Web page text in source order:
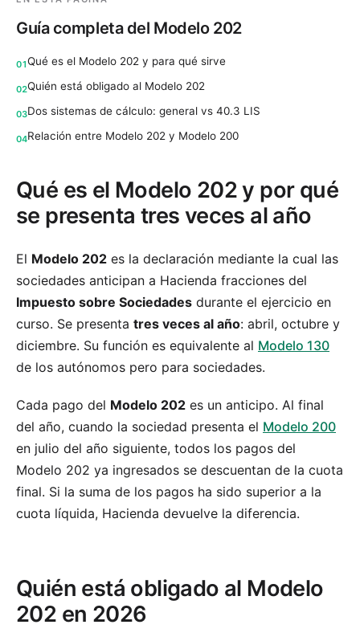
Guía completa del Modelo 202
01Qué es el Modelo 202 y para qué sirve
02Quién está obligado al Modelo 202
03Dos sistemas de cálculo: general vs 40.3 LIS
04Relación entre Modelo 202 y Modelo 200
Qué es el Modelo 202 y por qué
se presenta tres veces al año
El Modelo 202 es la declaración mediante la cual las
sociedades anticipan a Hacienda fracciones del
Impuesto sobre Sociedades durante el ejercicio en
curso. Se presenta tres veces al año: abril, octubre y
diciembre. Su función es equivalente al Modelo 130
de los autónomos pero para sociedades.
Cada pago del Modelo 202 es un anticipo. Al final
del año, cuando la sociedad presenta el Modelo 200
en julio del año siguiente, todos los pagos del
Modelo 202 ya ingresados se descuentan de la cuota
final. Si la suma de los pagos ha sido superior a la
cuota líquida, Hacienda devuelve la diferencia.
Quién está obligado al Modelo
202 en 2026